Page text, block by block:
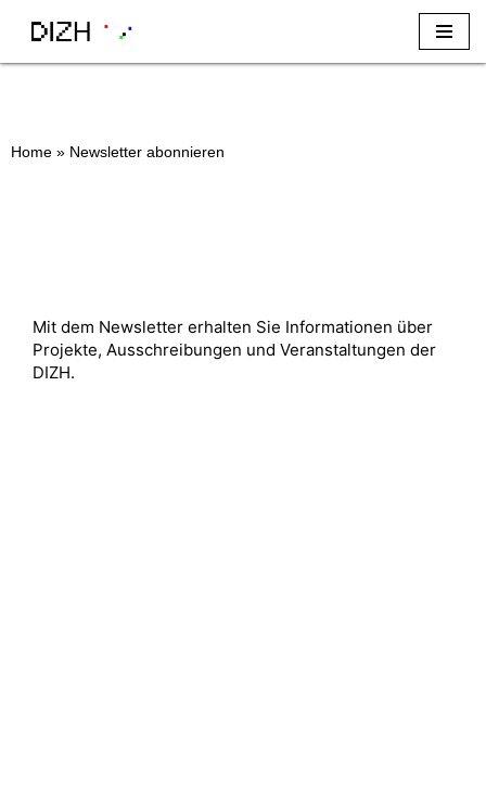
Zum
Home » Newsletter abonnieren
Mit dem Newsletter erhalten Sie Informationen über
Projekte, Ausschreibungen und Veranstaltungen der
DIZH.